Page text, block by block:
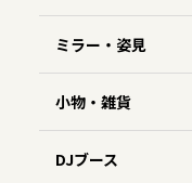
ミラー・姿見
小物・雑貨
DJブース